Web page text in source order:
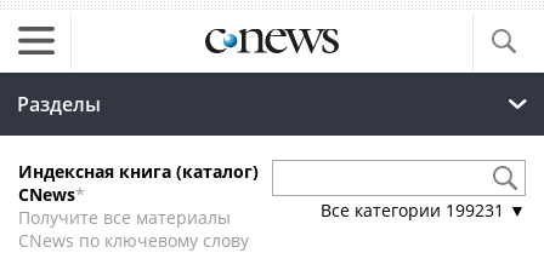
Разделы
Индексная книга (каталог)
CNews*
Получите все материалы
CNews по ключевому слову
Все категории 199231 ▼